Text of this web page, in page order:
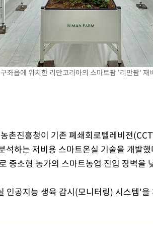
좌읍에 위치한 리만코리아의 스마트팜 '리만팜'
촌진흥청이 기존 폐쇄회로텔레비전
석하는 저비용 스마트온실 기술을 개발
중소형 농가의 스마트농업 진입 장벽을
인공지능 생육 감시(모니터링) 시스템'